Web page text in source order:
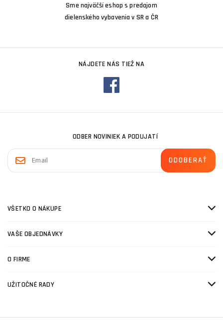
Sme najväčší eshop s predajom
dielenského vybavenia v SR a ČR
NÁJDETE NÁS TIEŽ NA
ODBER NOVINIEK A PODUJATÍ
VŠETKO O NÁKUPE
VAŠE OBJEDNÁVKY
O FIRME
UŽITOČNÉ RADY